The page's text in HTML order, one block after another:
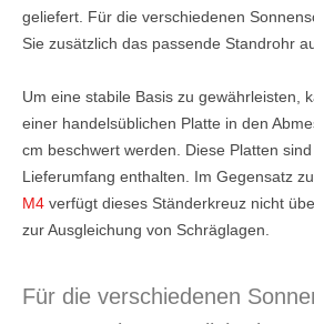
geliefert. Für die verschiedenen
Sie zusätzlich das passende Standrohr
Um eine stabile Basis zu gewährleisten,
einer handelsüblichen Platte in den
cm beschwert werden. Diese Platten
Lieferumfang enthalten. Im Gegensatz
M4 verfügt dieses Ständerkreuz nicht
zur Ausgleichung von Schräglagen.
Für die verschiedenen